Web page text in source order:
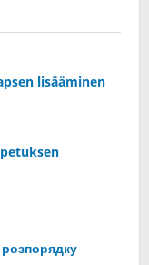
lisääminen